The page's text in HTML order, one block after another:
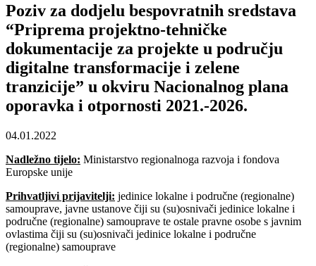
Poziv za dodjelu bespovratnih sredstava
“Priprema projektno-tehničke
dokumentacije za projekte u području
digitalne transformacije i zelene
tranzicije” u okviru Nacionalnog plana
oporavka i otpornosti 2021.-2026.
04.01.2022
Nadležno tijelo: Ministarstvo regionalnoga razvoja i fondova
Europske unije
Prihvatljivi prijavitelji: jedinice lokalne i područne (regionalne)
samouprave, javne ustanove čiji su (su)osnivači jedinice lokalne i
područne (regionalne) samouprave te ostale pravne osobe s javnim
ovlastima čiji su (su)osnivači jedinice lokalne i područne
(regionalne) samouprave